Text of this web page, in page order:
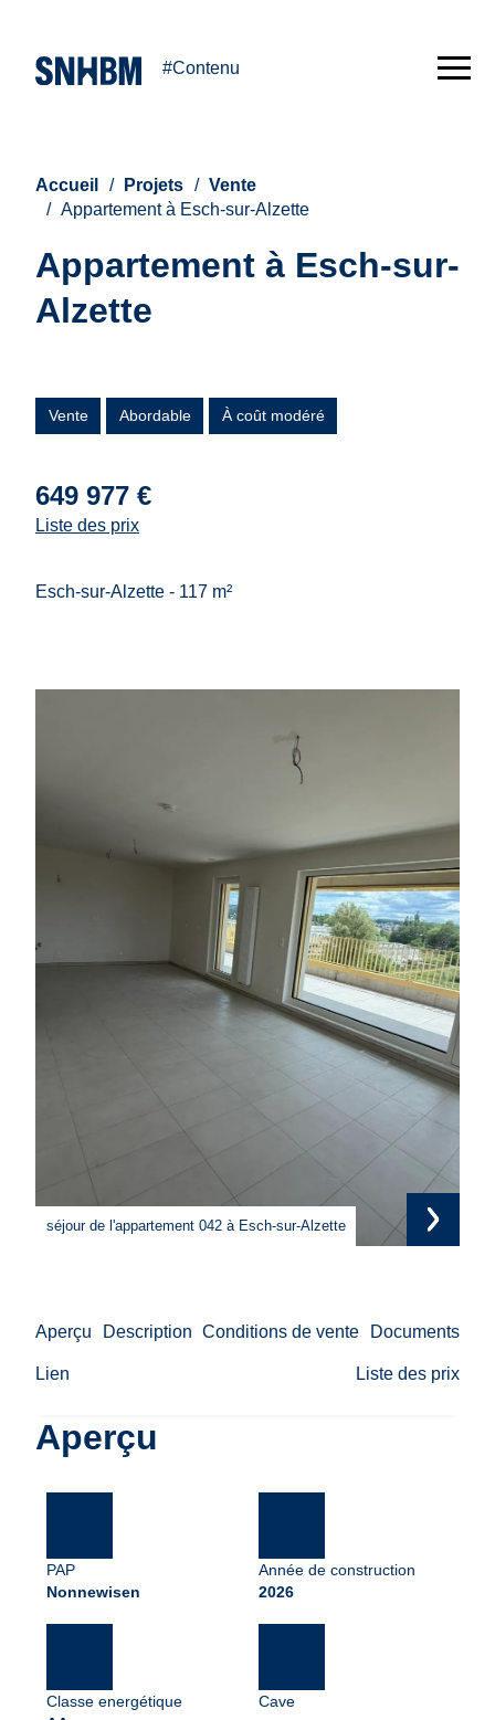
#Contenu
Accueil Projets
Vente
Appartement à Esch-sur-Alzette
Appartement à Esch-sur-
Alzette
Vente Abordable À coût modéré
649 977 €
Liste des prix
Esch-sur-Alzette - 117 m²
séjour de l'appartement 042 à Esch-sur-Alzette
Aperçu Description Conditions de vente Documents
Lien Liste des prix
Aperçu
PAP
Nonnewisen
Année de construction
2026
Classe energétique
Cave